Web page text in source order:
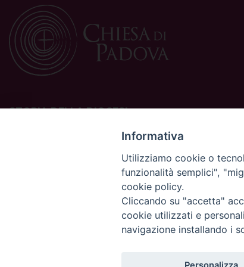
STORIA DELLA DIOCESI
La Diocesi di Padova è una sede della Chiesa cattolica in
alla Regione Ecclesiastica Triveneto.
È costituita da 454 parrocchie situate nelle province di
Padova, Vicenza, Venezia, Treviso, Belluno.
È retta dal vescovo Claudio Cipolla.
Informativa
Utilizziamo cookie o
funzionalità semplici",
cookie policy.
Cliccando su "accetta"
cookie utilizzati e
navigazione installando i